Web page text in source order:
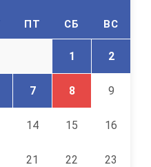
ПТ СБ ВС
1 2
7 8 9
14 15 16
21 22 23